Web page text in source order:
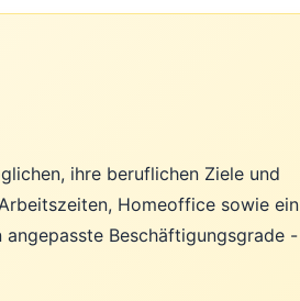
ihre beruflichen Ziele und
Homeoffice sowie ein
Beschäftigungsgrade -